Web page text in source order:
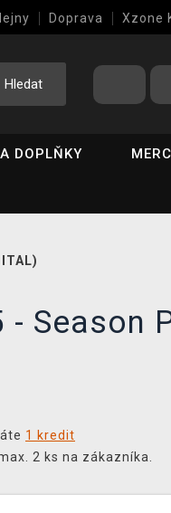
Doprava Xzone
Hledat
DOPLŇKY
- Season
1 kredit
2 ks na zákazníka.